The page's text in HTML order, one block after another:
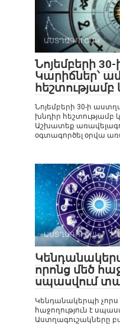
ԱՍՏՂԱԳՈՒՇԱԿ
Նոյեմբերի
Կարիճներ՝
Նոյեմբերի 30-ի
խնդիր հեշտությամբ
Աշխատեք
օգտագործել օրվա
ԱՍՏՂԱԳՈՒՇԱԿ
որոնց մեծ
սպասվում
Կենդանակերպի չորս
հաջողություն է
Աստղագուշակները